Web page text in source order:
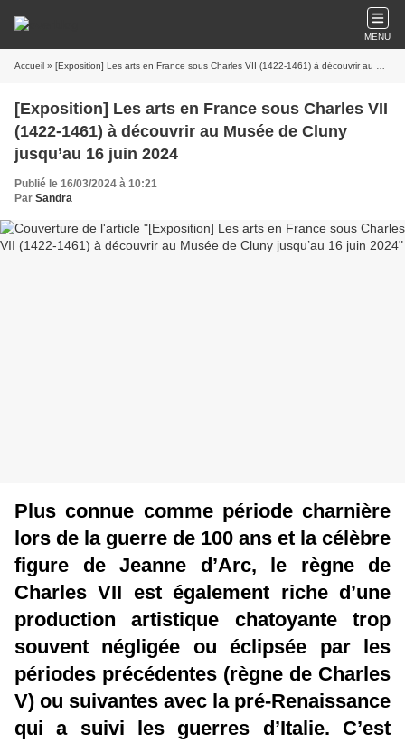
MENU
Accueil » [Exposition] Les arts en France sous Charles VII (1422-1461) à découvrir au Musée de Cluny jusqu’au 16 juin 2024
[Exposition] Les arts en France sous Charles VII
(1422-1461) à découvrir au Musée de Cluny
jusqu’au 16 juin 2024
Publié le 16/03/2024 à 10:21
Par Sandra
Plus connue comme période charnière
lors de la guerre de 100 ans et la célèbre
figure de Jeanne d’Arc, le règne de
Charles VII est également riche d’une
production artistique chatoyante trop
souvent négligée ou éclipsée par les
périodes précédentes (règne de Charles
V) ou suivantes avec la pré-Renaissance
qui a suivi les guerres d’Italie. C’est